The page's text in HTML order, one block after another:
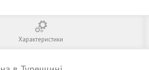
Характеристики